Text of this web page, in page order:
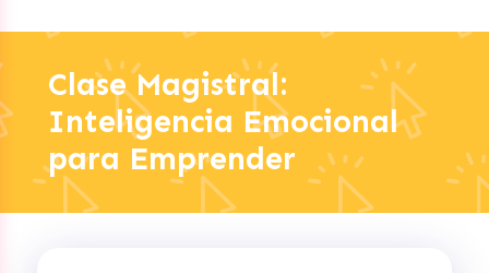
Clase Magistral:
Inteligencia Emocional
para Emprender